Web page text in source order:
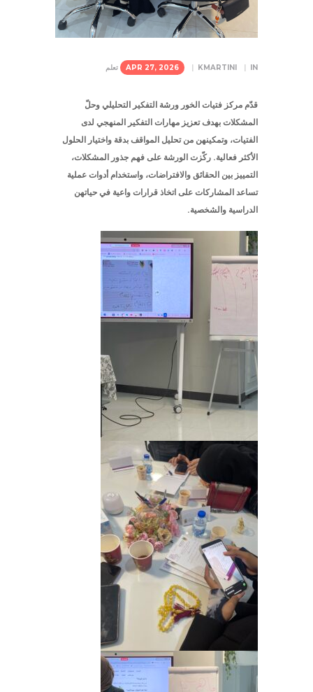
APR 27, 2026 KMARTINI IN تعلم
قدّم مركز فتيات الخور ورشة التفكير التحليلي وحلّ
المشكلات بهدف تعزيز مهارات التفكير المنهجي لدى
الفتيات، وتمكينهن من تحليل المواقف بدقة واختيار الحلول
الأكثر فعالية. ركّزت الورشة على فهم جذور المشكلات،
التمييز بين الحقائق والافتراضات، واستخدام أدوات عملية
تساعد المشاركات على اتخاذ قرارات واعية في حياتهن
الدراسية والشخصية.